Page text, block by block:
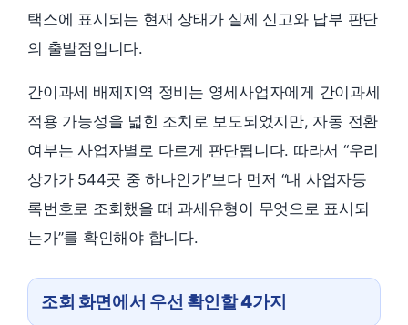
택스에 표시되는 현재 상태가 실제 신고와 납부 판단
의 출발점입니다.
간이과세 배제지역 정비는 영세사업자에게 간이과세
적용 가능성을 넓힌 조치로 보도되었지만, 자동 전환
여부는 사업자별로 다르게 판단됩니다. 따라서 “우리
상가가 544곳 중 하나인가”보다 먼저 “내 사업자등
록번호로 조회했을 때 과세유형이 무엇으로 표시되
는가”를 확인해야 합니다.
조회 화면에서 우선 확인할 4가지